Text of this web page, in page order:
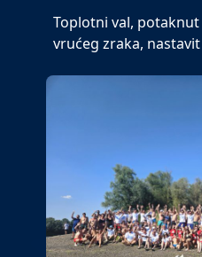
Toplotni val,
vrućeg zraka,